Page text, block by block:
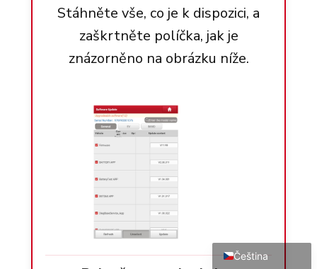
Stáhněte vše, co je k dispozici, a
zaškrtněte políčka, jak je
znázorněno na obrázku níže.
Čeština